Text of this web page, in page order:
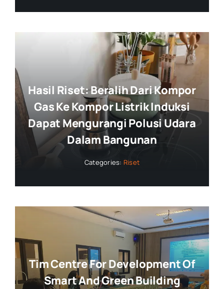
Hasil Riset: Beralih Dari Kompor
Gas Ke Kompor Listrik Induksi
Dapat Mengurangi Polusi Udara
Dalam Bangunan
Categories: Riset
Tim Centre For Development Of
Smart And Green Building